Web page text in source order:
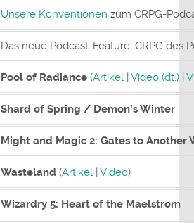
Unsere Konventionen zum CRPG-
Das neue Podcast-Feature: CRPG des
Pool of Radiance(Artikel |Video (dt.) |
Shard of Spring / Demon’s Winter
Might and Magic 2: Gates to Another
Wasteland(Artikel |Video)
Wizardry 5: Heart of the Maelstrom